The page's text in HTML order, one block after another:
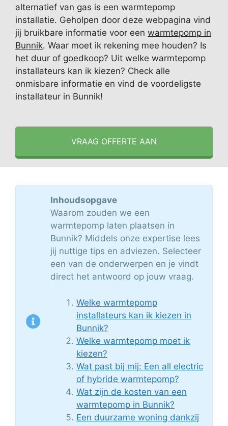
alternatief van gas is een warmtepomp
installatie. Geholpen door deze webpagina vind
jij bruikbare informatie voor een warmtepomp in
Bunnik. Waar moet ik rekening mee houden? Is
het duur of goedkoop? Uit welke warmtepomp
installateurs kan ik kiezen? Check alle
onmisbare informatie en vind de voordeligste
installateur in Bunnik!
VRAAG OFFERTE AAN
Inhoudsopgave
Waarom zouden we een
warmtepomp laten plaatsen in
Bunnik? Middels onze expertise lees
jij nuttige tips en adviezen. Selecteer
een van de onderwerpen en je vindt
direct het antwoord op jouw vraag.
Welke warmtepomp
installateurs kan ik kiezen in
Bunnik?
Welke warmtepomp moet ik
kiezen?
Wat past bij mij: Een all electric
of hybride warmtepomp?
Wat zijn de kosten van een
warmtepomp in Bunnik?
Een duurzame woning dankzij